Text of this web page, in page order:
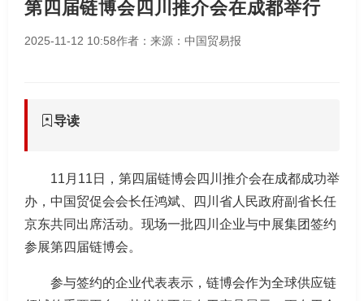
第四届链博会四川推介会在成都举行
2025-11-12 10:58作者： 来源：中国贸易报
导读
11月11日，第四届链博会四川推介会在成都成功举
办，中国贸促会会长任鸿斌、四川省人民政府副省长任
京东共同出席活动。现场一批四川企业与中展集团签约
参展第四届链博会。
参与签约的企业代表表示，链博会作为全球供应链